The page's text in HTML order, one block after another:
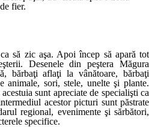
fier.
să zic aşa. Apoi încep să apară tot
Desenele din peştera Măgura
bărbaţi aflaţi la vânătoare, bărbaţi
animale, sori, stele, unelte şi plante.
sunt apreciate de specialişti ca
acestor picturi sunt păstrate
regional, evenimente şi sărbători,
specifice.